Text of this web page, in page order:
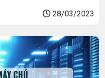
28/03/2023